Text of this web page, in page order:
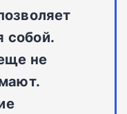
собой.
не